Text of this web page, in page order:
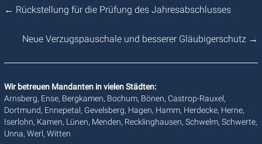
← Rückstellung für die Prüfung des Jahresabschlusses
Neue Verzugspauschale und besserer Gläubigerschutz →
Wir betreuen Mandanten in vielen Städten:
Arnsberg, Ense, Bergkamen, Bochum, Bönen, Castrop-Rauxel,
Dortmund, Ennepetal, Gevelsberg, Hagen, Hamm, Herdecke, Herne,
Iserlohn, Kamen, Lünen, Menden, Recklinghausen, Schwelm, Schwerte,
Unna, Werl, Witten